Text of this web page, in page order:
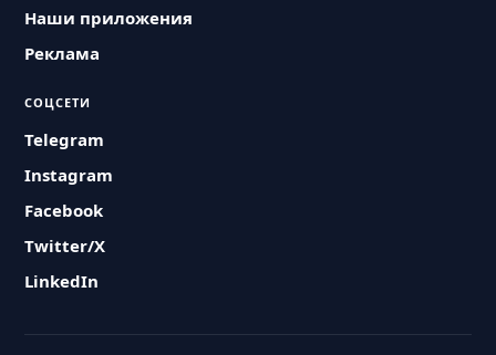
Наши приложения
Реклама
СОЦСЕТИ
Telegram
Instagram
Facebook
Twitter/X
LinkedIn